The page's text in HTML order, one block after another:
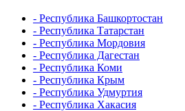
- Республика Башкортостан
- Республика Татарстан
- Республика Мордовия
- Республика Дагестан
- Республика Коми
- Республика Крым
- Республика Удмуртия
- Республика Хакасия